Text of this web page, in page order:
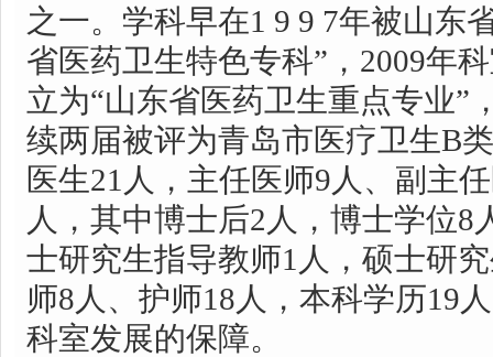
之一。学科早在1 9 9 7年被山东
省医药卫生特色专科”，2009年
立为“山东省医药卫生重点专业”
续两届被评为青岛市医疗卫生B
医生21人，主任医师9人、副主
人，其中博士后2人，博士学位8
士研究生指导教师1人，硕士研
师8人、护师18人，本科学历19
科室发展的保障。